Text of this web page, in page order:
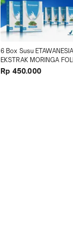
6 Box Susu
EKSTRAK MORINGA
Solusi Nafas & Tulang
Rp 450.000